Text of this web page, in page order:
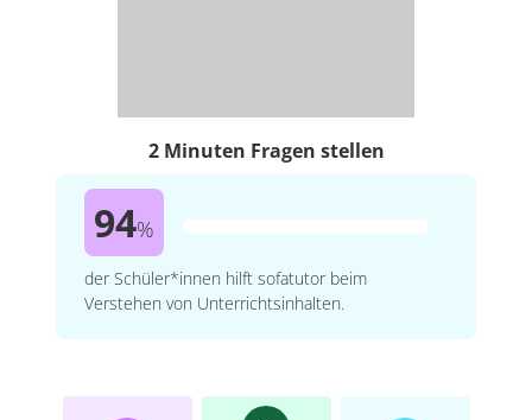
2 Minuten Fragen stellen
94%
der Schüler*innen hilft sofatutor beim
Verstehen von Unterrichtsinhalten.